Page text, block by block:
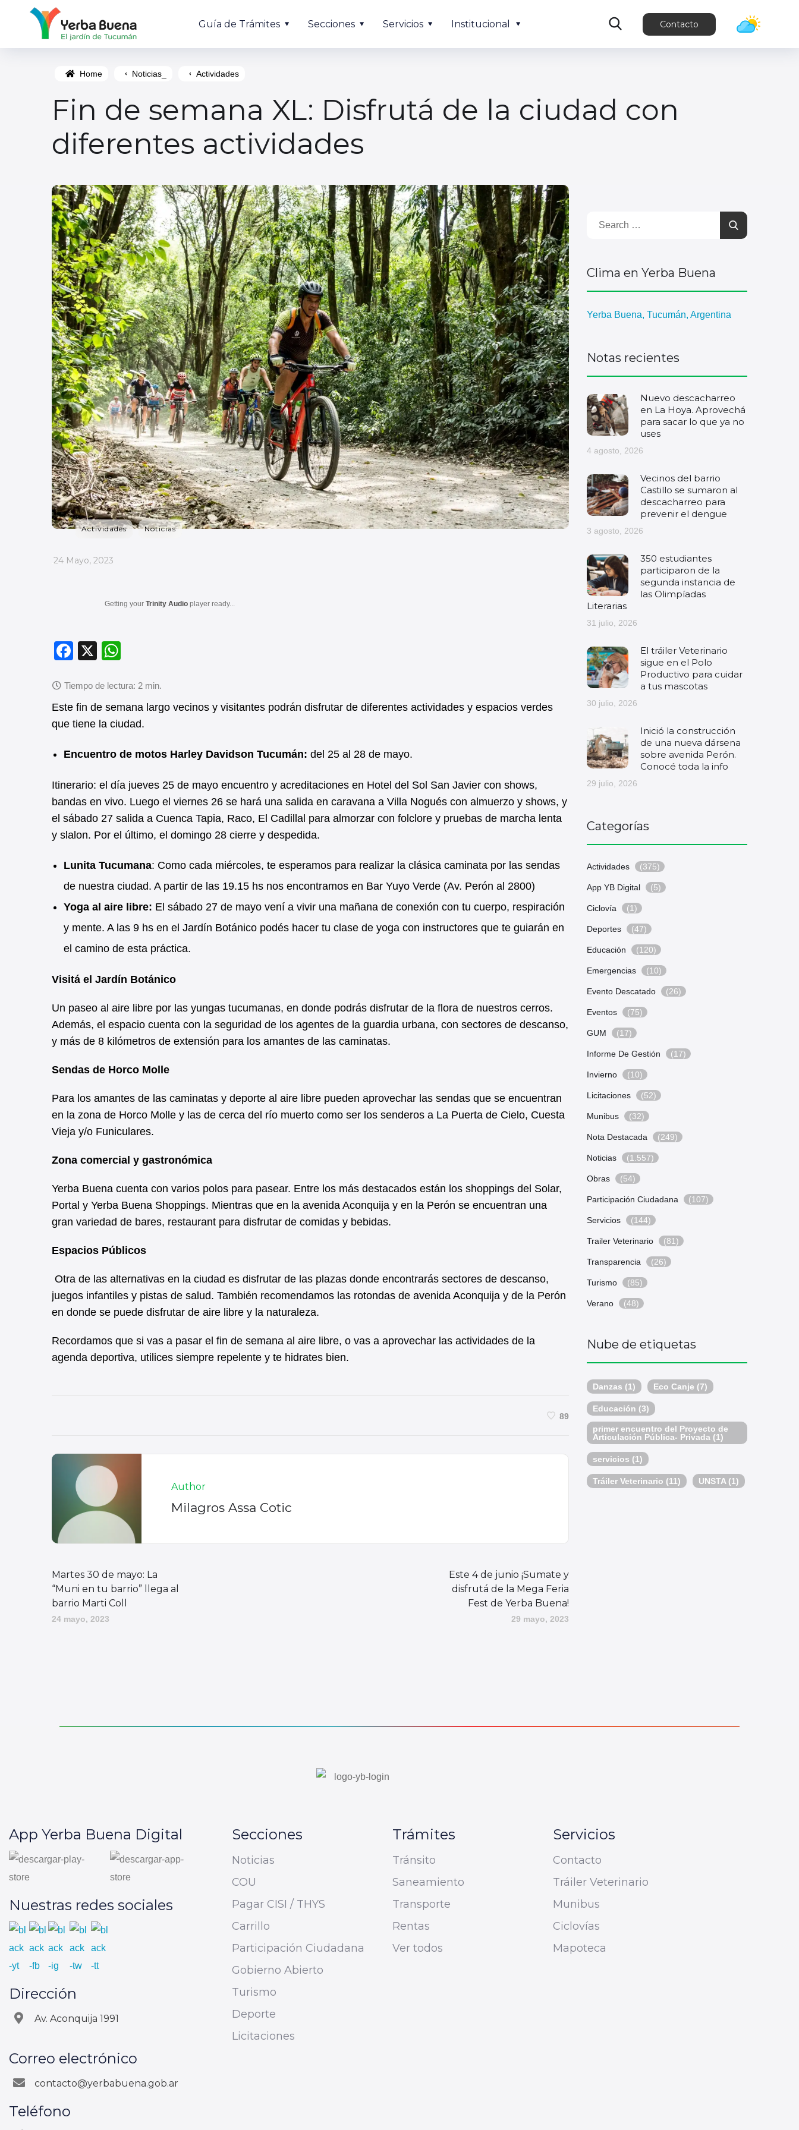
Guía de Trámites Secciones Servicios Institucional Contacto
Home Noticias_ Actividades
Fin de semana XL: Disfrutá de la ciudad con
diferentes actividades
Actividades Noticias
_
24 Mayo, 2023
Getting your Trinity Audio player ready...
F
c
e
b
o
o
k
X
at
s
A
p
p
Este fin de semana largo vecinos y visitantes podrán disfrutar de diferentes actividades y espacios verdes
que tiene la ciudad.
Encuentro de motos Harley Davidson Tucumán: del 25 al 28 de mayo.
Itinerario: el día jueves 25 de mayo encuentro y acreditaciones en Hotel del Sol San Javier con shows,
bandas en vivo. Luego el viernes 26 se hará una salida en caravana a Villa Nogués con almuerzo y shows, y
el sábado 27 salida a Cuenca Tapia, Raco, El Cadillal para almorzar con folclore y pruebas de marcha lenta
y slalon. Por el último, el domingo 28 cierre y despedida.
Lunita Tucumana: Como cada miércoles, te esperamos para realizar la clásica caminata por las sendas
de nuestra ciudad. A partir de las 19.15 hs nos encontramos en Bar Yuyo Verde (Av. Perón al 2800)
Yoga al aire libre: El sábado 27 de mayo vení a vivir una mañana de conexión con tu cuerpo, respiración
y mente. A las 9 hs en el Jardín Botánico podés hacer tu clase de yoga con instructores que te guiarán en
el camino de esta práctica.
Visitá el Jardín Botánico
Un paseo al aire libre por las yungas tucumanas, en donde podrás disfrutar de la flora de nuestros cerros.
Además, el espacio cuenta con la seguridad de los agentes de la guardia urbana, con sectores de descanso,
y más de 8 kilómetros de extensión para los amantes de las caminatas.
Sendas de Horco Molle
Para los amantes de las caminatas y deporte al aire libre pueden aprovechar las sendas que se encuentran
en la zona de Horco Molle y las de cerca del río muerto como ser los senderos a La Puerta de Cielo, Cuesta
Vieja y/o Funiculares.
Zona comercial y gastronómica
Yerba Buena cuenta con varios polos para pasear. Entre los más destacados están los shoppings del Solar,
Portal y Yerba Buena Shoppings. Mientras que en la avenida Aconquija y en la Perón se encuentran una
gran variedad de bares, restaurant para disfrutar de comidas y bebidas.
Espacios Públicos
Otra de las alternativas en la ciudad es disfrutar de las plazas donde encontrarás sectores de descanso,
juegos infantiles y pistas de salud. También recomendamos las rotondas de avenida Aconquija y de la Perón
en donde se puede disfrutar de aire libre y la naturaleza.
Recordamos que si vas a pasar el fin de semana al aire libre, o vas a aprovechar las actividades de la
agenda deportiva, utilices siempre repelente y te hidrates bien.
89
Author
Milagros Assa Cotic
Martes 30 de mayo: La
“Muni en tu barrio” llega al
barrio Marti Coll
24 mayo, 2023
Este 4 de junio ¡Sumate y
disfrutá de la Mega Feria
Fest de Yerba Buena!
29 mayo, 2023
Clima en Yerba Buena
Yerba Buena, Tucumán, Argentina
Notas recientes
Nuevo descacharreo
en La Hoya. Aprovechá
para sacar lo que ya no
uses
4 agosto, 2026
Vecinos del barrio
Castillo se sumaron al
descacharreo para
prevenir el dengue
3 agosto, 2026
350 estudiantes
participaron de la
segunda instancia de
las Olimpíadas
Literarias
31 julio, 2026
El tráiler Veterinario
sigue en el Polo
Productivo para cuidar
a tus mascotas
30 julio, 2026
Inició la construcción
de una nueva dársena
sobre avenida Perón.
Conocé toda la info
29 julio, 2026
Categorías
Actividades (375)
App YB Digital (5)
Ciclovía (1)
Deportes (47)
Educación (120)
Emergencias (10)
Evento Descatado (26)
Eventos (75)
GUM (17)
Informe De Gestión (17)
Invierno (10)
Licitaciones (52)
Munibus (32)
Nota Destacada (249)
Noticias (1.557)
Obras (54)
Participación Ciudadana (107)
Servicios (144)
Trailer Veterinario (81)
Transparencia (26)
Turismo (85)
Verano (48)
Nube de etiquetas
Danzas (1) Eco Canje (7)
Educación (3)
primer encuentro del Proyecto de
Articulación Pública- Privada (1)
servicios (1)
Tráiler Veterinario (11) UNSTA (1)
App Yerba Buena Digital
Nuestras redes sociales
Dirección
Av. Aconquija 1991
Correo electrónico
contacto@yerbabuena.gob.ar
Teléfono
Secciones
Noticias
COU
Pagar CISI / THYS
Carrillo
Participación Ciudadana
Gobierno Abierto
Turismo
Deporte
Licitaciones
Trámites
Tránsito
Saneamiento
Transporte
Rentas
Ver todos
Servicios
Contacto
Tráiler Veterinario
Munibus
Ciclovías
Mapoteca